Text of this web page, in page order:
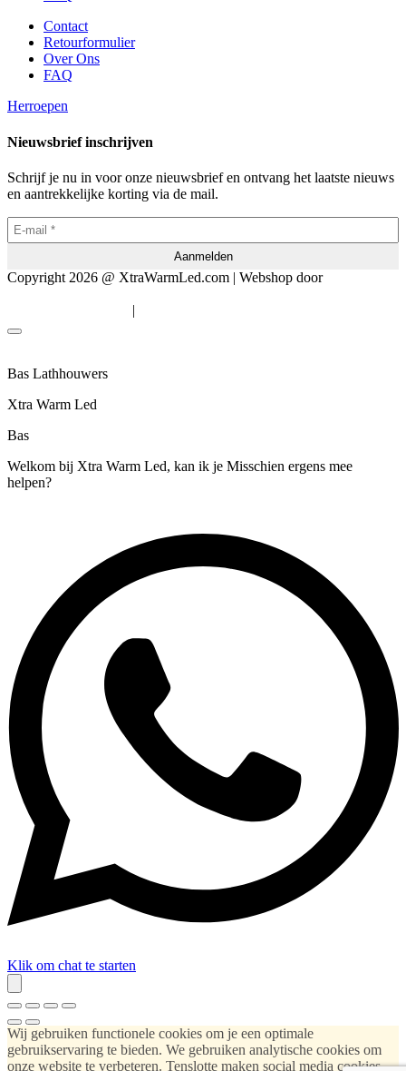
Contact
Retourformulier
Over Ons
FAQ
Herroepen
Nieuwsbrief inschrijven
Schrijf je nu in voor onze nieuwsbrief en ontvang het laatste nieuws
en aantrekkelijke korting via de mail.
Copyright 2026 @ XtraWarmLed.com | Webshop door
|
Bas Lathhouwers
Xtra Warm Led
Bas
Welkom bij Xtra Warm Led, kan ik je Misschien ergens mee
helpen?
Klik om chat te starten
Wij gebruiken functionele cookies om je een optimale
gebruikservaring te bieden. We gebruiken analytische cookies om
onze website te verbeteren. Tenslotte maken social media cookies